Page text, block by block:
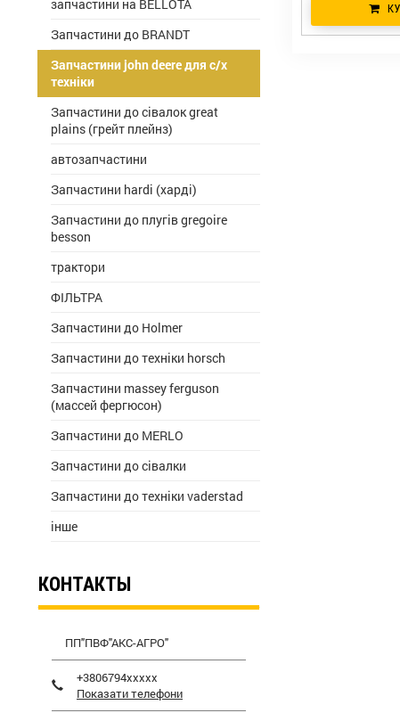
запчастини на BELLOTA
Запчастини до BRANDT
Запчастини john deere для с/х
техніки
Запчастини до сівалок great
plains (грейт плейнз)
автозапчастини
Запчастини hardi (харді)
Запчастини до плугів gregoire
besson
трактори
ФІЛЬТРА
Запчастини до Holmer
Запчастини до техніки horsch
Запчастини massey ferguson
(массей фергюсон)
Запчастини до MERLO
Запчастини до сівалки
Запчастини до техніки vaderstad
інше
КОНТАКТЫ
ПП"ПВФ"АКС-АГРО"
+3806794xxxxx
Показати телефони